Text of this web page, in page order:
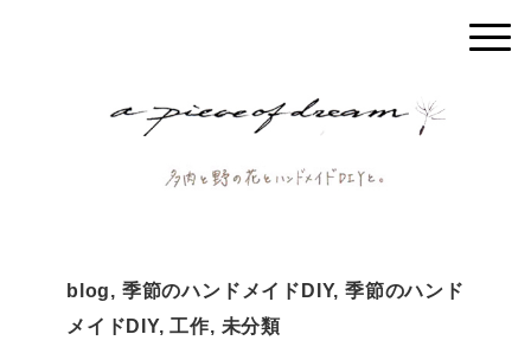
blog, 季節のハンドメイドDIY,季節のハンド
メイドDIY,工作, 未分類